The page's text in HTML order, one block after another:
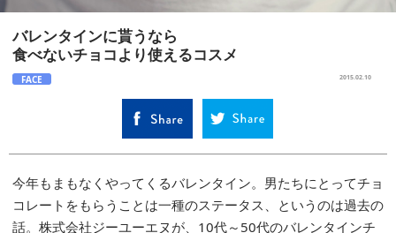
バレンタインに貰うなら
食べないチョコより使えるコスメ
FACE 2015.02.10
今年もまもなくやってくるバレンタイン。男たちにとってチョ
コレートをもらうことは一種のステータス、というのは過去の
話。株式会社ジーユーエヌが、10代～50代のバレンタインチ